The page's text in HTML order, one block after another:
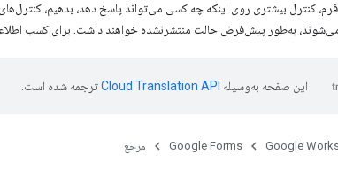
این صفحه به‌وسیله ترجمه شده است.
Google
Google Forms مرجع